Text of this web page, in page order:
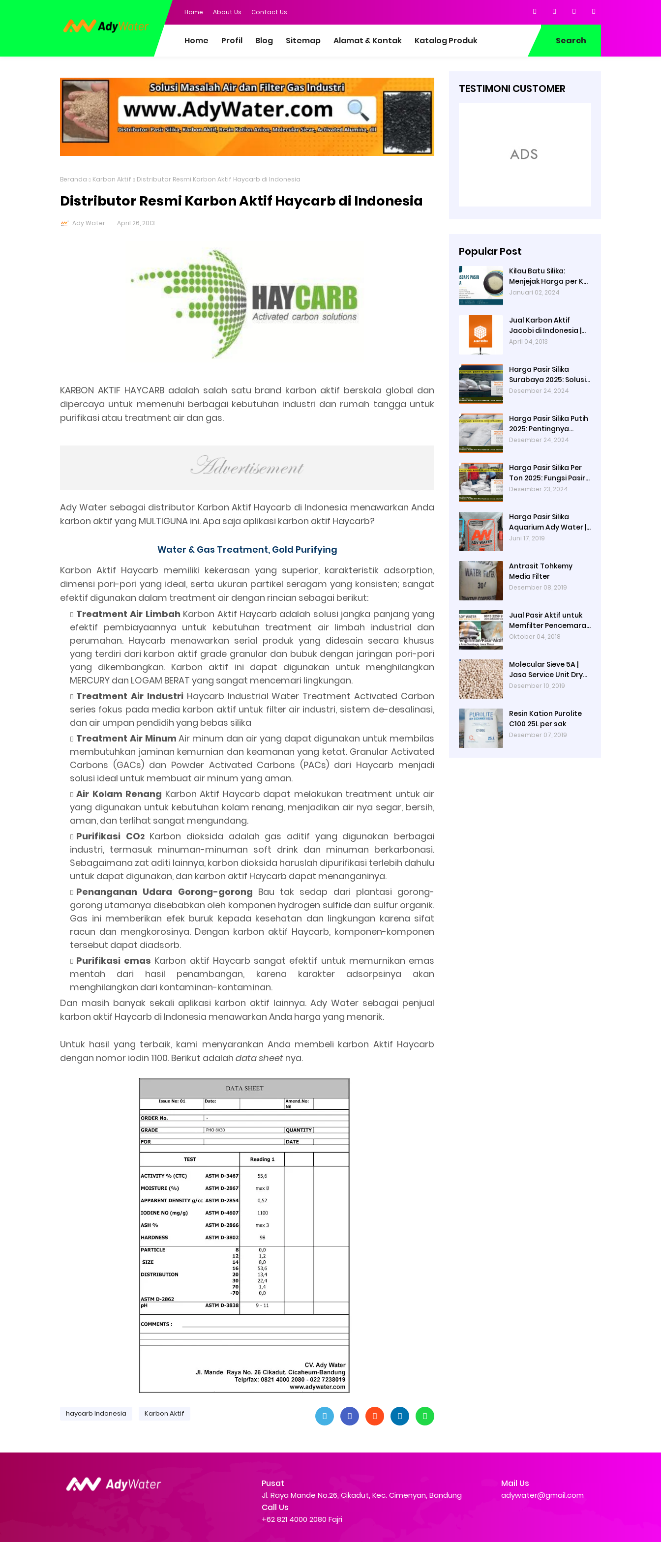
Home About Us Contact Us
Home Profil Blog Sitemap Alamat & Kontak Katalog Produk Search
Beranda Karbon Aktif Distributor Resmi Karbon Aktif Haycarb di Indonesia
Distributor Resmi Karbon Aktif Haycarb di Indonesia
Ady Water April 26, 2013
KARBON AKTIF HAYCARB adalah salah satu brand karbon aktif berskala global dan
dipercaya untuk memenuhi berbagai kebutuhan industri dan rumah tangga untuk
purifikasi atau treatment air dan gas.
Ady Water sebagai distributor Karbon Aktif Haycarb di Indonesia menawarkan Anda
karbon aktif yang MULTIGUNA ini. Apa saja aplikasi karbon aktif Haycarb?
Water & Gas Treatment, Gold Purifying
Karbon Aktif Haycarb memiliki kekerasan yang superior, karakteristik adsorption,
dimensi pori-pori yang ideal, serta ukuran partikel seragam yang konsisten; sangat
efektif digunakan dalam treatment air dengan rincian sebagai berikut:
Treatment Air Limbah Karbon Aktif Haycarb adalah solusi jangka panjang yang
efektif pembiayaannya untuk kebutuhan treatment air limbah industrial dan
perumahan. Haycarb menawarkan serial produk yang didesain secara khusus
yang terdiri dari karbon aktif grade granular dan bubuk dengan jaringan pori-pori
yang dikembangkan. Karbon aktif ini dapat digunakan untuk menghilangkan
MERCURY dan LOGAM BERAT yang sangat mencemari lingkungan.
Treatment Air Industri Haycarb Industrial Water Treatment Activated Carbon
series fokus pada media karbon aktif untuk filter air industri, sistem de-desalinasi,
dan air umpan pendidih yang bebas silika
Treatment Air Minum Air minum dan air yang dapat digunakan untuk membilas
membutuhkan jaminan kemurnian dan keamanan yang ketat. Granular Activated
Carbons (GACs) dan Powder Activated Carbons (PACs) dari Haycarb menjadi
solusi ideal untuk membuat air minum yang aman.
Air Kolam Renang Karbon Aktif Haycarb dapat melakukan treatment untuk air
yang digunakan untuk kebutuhan kolam renang, menjadikan air nya segar, bersih,
aman, dan terlihat sangat mengundang.
Purifikasi CO2Karbon dioksida adalah gas aditif yang digunakan berbagai
industri, termasuk minuman-minuman soft drink dan minuman berkarbonasi.
Sebagaimana zat aditi lainnya, karbon dioksida haruslah dipurifikasi terlebih dahulu
untuk dapat digunakan, dan karbon aktif Haycarb dapat menanganinya.
Penanganan Udara Gorong-gorong Bau tak sedap dari plantasi gorong-
gorong utamanya disebabkan oleh komponen hydrogen sulfide dan sulfur organik.
Gas ini memberikan efek buruk kepada kesehatan dan lingkungan karena sifat
racun dan mengkorosinya. Dengan karbon aktif Haycarb, komponen-komponen
tersebut dapat diadsorb.
Purifikasi emas Karbon aktif Haycarb sangat efektif untuk memurnikan emas
mentah dari hasil penambangan, karena karakter adsorpsinya akan
menghilangkan dari kontaminan-kontaminan.
Dan masih banyak sekali aplikasi karbon aktif lainnya. Ady Water sebagai penjual
karbon aktif Haycarb di Indonesia menawarkan Anda harga yang menarik.
Untuk hasil yang terbaik, kami menyarankan Anda membeli karbon Aktif Haycarb
dengan nomor iodin 1100. Berikut adalah data sheet nya.
haycarb Indonesia Karbon Aktif
TESTIMONI CUSTOMER
Popular Post
Kilau Batu Silika:
Menjejak Harga per Kg
dan Keunggulan
Januari 02, 2024
Jual Karbon Aktif
Jacobi di Indonesia |
Ady Water
April 04, 2013
Harga Pasir Silika
Surabaya 2025: Solusi
Filter Air untuk
Desember 24, 2024
Harga Pasir Silika Putih
2025: Pentingnya
Kualitas Air dalam
Sebagai Penyaring
Partikel Tersuspensi
Desember 24, 2024
Harga Pasir Silika Per
Ton 2025: Fungsi Pasir
Silika dalam Water
Desember 23, 2024
Harga Pasir Silika
Aquarium Ady Water |
Jual Pasir Silika untuk
Bekasi
Juni 17, 2019
Antrasit Tohkemy
Media Filter
Desember 08, 2019
Jual Pasir Aktif untuk
Memfilter Pencemaran
Sungai!
Oktober 04, 2018
Molecular Sieve 5A |
Jasa Service Unit Dryer
Drier Pabrik
Desember 10, 2019
Resin Kation Purolite
C100 25L per sak
Desember 07, 2019
Pusat
Jl. Raya Mande No.26, Cikadut, Kec. Cimenyan, Bandung
Mail Us
adywater@gmail.com
Call Us
+62 821 4000 2080 Fajri